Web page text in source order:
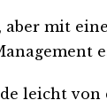
aber mit
leicht von